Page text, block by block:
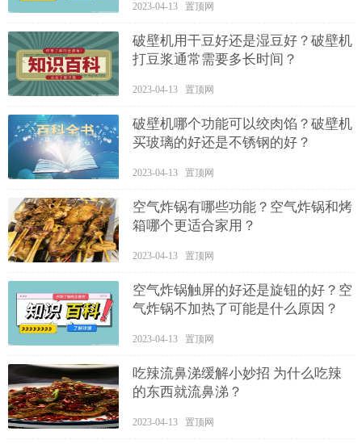
2023-04-13 置顶网
破壁机用干豆好还是湿豆好？破壁机
打豆浆通常需要多长时间？
2023-04-13 置顶网
破壁机哪个功能可以绞肉馅？破壁机
买玻璃的好还是不锈钢的好？
2023-04-13 置顶网
空气炸锅有哪些功能？空气炸锅和烤
箱哪个更适合家用？
2023-04-13 置顶网
空气炸锅触屏的好还是旋钮的好？空
气炸锅不加热了可能是什么原因？
2023-04-13 置顶网
吃辣流鼻涕缓解小妙招 为什么吃辣
的东西就流鼻涕？
2023-04-13 置顶网